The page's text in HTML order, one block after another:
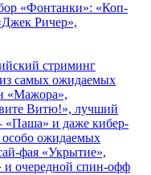
«Фонтанки»: «Коп-
Ричер»,
стриминг
самых ожидаемых
«Мажора»,
Витю!», лучший
«Паша» и даже кибер-
ожидаемых
фая «Укрытие»,
и очередной спин-офф